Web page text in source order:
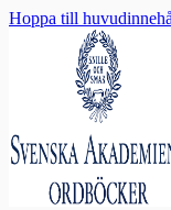
Hoppa till